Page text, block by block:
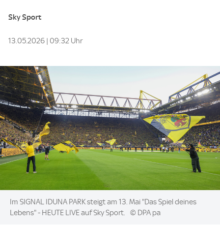
Sky Sport
13.05.2026 | 09:32 Uhr
Image:
Im SIGNAL IDUNA PARK steigt am 13. Mai "Das Spiel deines
Lebens" - HEUTE LIVE auf Sky Sport.
© DPA pa